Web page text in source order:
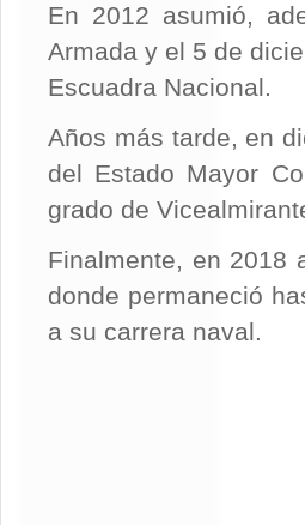
En 2012 asumió,
Armada y el 5 de
Escuadra Nacional.
Años más tarde, en
del Estado Mayor
grado de
Finalmente, en 2018
donde permaneció
a su carrera naval.